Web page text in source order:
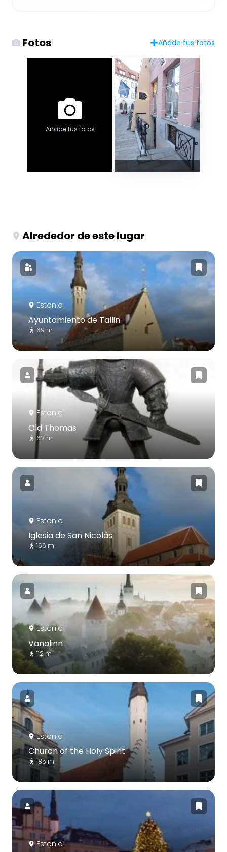
Fotos Añade tus fotos
Añade tus fotos
Alrededor de este lugar
Estonia
Ayuntamiento de Tallin
69 m
Estonia
Old Thomas
62 m
Estonia
Iglesia de San Nicolás
166 m
Estonia
Vanalinn
112 m
Estonia
Church of the Holy Spirit
185 m
Estonia